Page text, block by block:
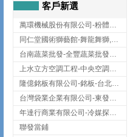
客戶新選
萬環機械股份有限公司-粉體塗裝設備,輸送機,輸送機設備,台南輸送機
同仁堂國術獅藝館-舞龍舞獅,台中舞龍舞獅
台南蔬菜批發-全豐蔬菜批發專送/台南蔬菜箱宅配到府
上水立方空調工程-中央空調規劃,台北中央空調規劃
隆億銘板有限公司-銘板-台北銘板-板橋銘板
台灣袋業企業有限公司-東發企業社/台中太空袋/太空包
年達行商業有限公司-冷媒探漏儀,壓力錶組,真空泵浦,台北冷凍空調材料
聯發當鋪